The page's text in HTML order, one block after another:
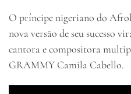
O príncipe nigeriano do
nova versão de seu sucesso
cantora e compositora
GRAMMY Camila Cabello.